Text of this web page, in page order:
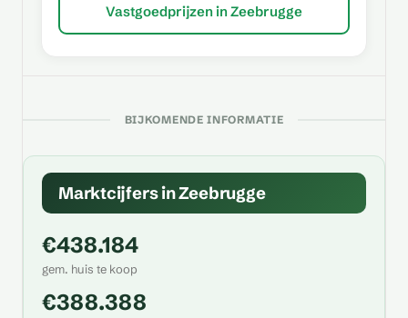
Vastgoedprijzen in Zeebrugge
BIJKOMENDE INFORMATIE
Marktcijfers in Zeebrugge
€438.184
gem. huis te koop
€388.388